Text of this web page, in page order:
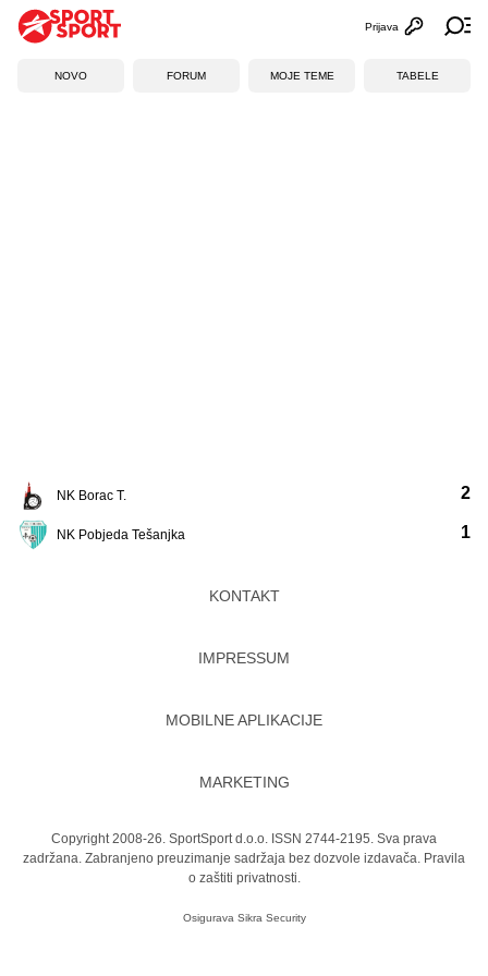
Otvori
Prijava
NOVO FORUM MOJE TEME TABELE
NK Borac T.
NK Pobjeda Tešanjka
2
1
KONTAKT
IMPRESSUM
MOBILNE APLIKACIJE
MARKETING
Copyright 2008-26. SportSport d.o.o. ISSN 2744-2195. Sva prava
zadržana. Zabranjeno preuzimanje sadržaja bez dozvole izdavača. Pravila
o zaštiti privatnosti.
Osigurava Sikra Security